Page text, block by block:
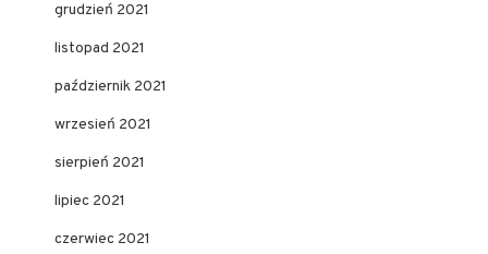
grudzień 2021
listopad 2021
październik 2021
wrzesień 2021
sierpień 2021
lipiec 2021
czerwiec 2021